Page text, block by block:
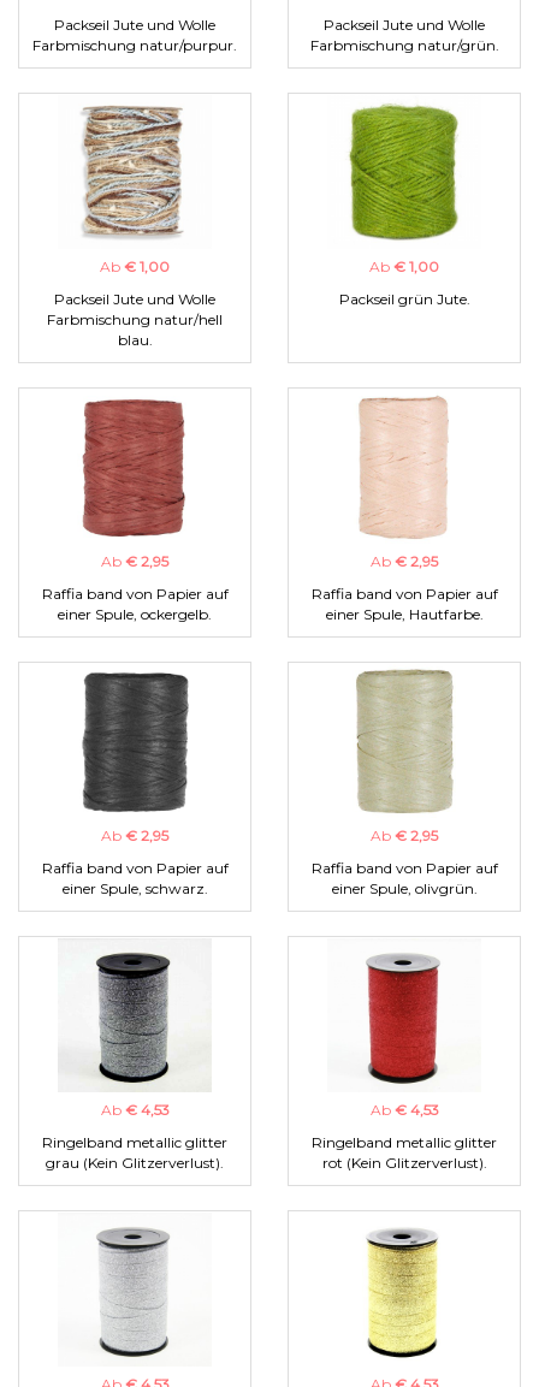
Packseil Jute und Wolle
Farbmischung natur/purpur.
Packseil Jute und Wolle
Farbmischung natur/grün.
Ab € 1,00
Packseil Jute und Wolle
Farbmischung natur/hell
blau.
Ab € 1,00
Packseil grün Jute.
Ab € 2,95
Raffia band von Papier auf
einer Spule, ockergelb.
Ab € 2,95
Raffia band von Papier auf
einer Spule, Hautfarbe.
Ab € 2,95
Raffia band von Papier auf
einer Spule, schwarz.
Ab € 2,95
Raffia band von Papier auf
einer Spule, olivgrün.
Ab € 4,53
Ringelband metallic glitter
grau (Kein Glitzerverlust).
Ab € 4,53
Ringelband metallic glitter
rot (Kein Glitzerverlust).